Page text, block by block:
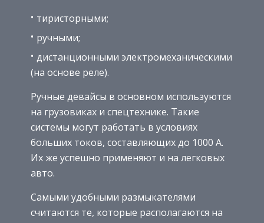
тиристорными;
ручными;
дистанционными электромеханическими
(на основе реле).
Ручные девайсы в основном используются
на грузовиках и спецтехнике. Такие
системы могут работать в условиях
больших токов, составляющих до 1000 А.
Их же успешно применяют и на легковых
авто.
Самыми удобными размыкателями
считаются те, которые располагаются на